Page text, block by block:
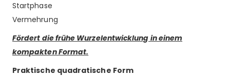
Startphase
Vermehrung
Fördert die frühe Wurzelentwicklung in einem
kompakten Format.
Praktische quadratische Form